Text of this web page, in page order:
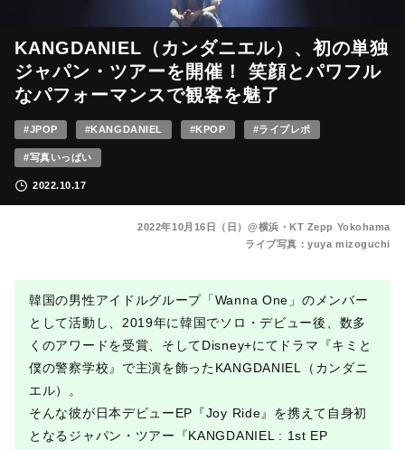
KANGDANIEL（カンダニエル）、初の単独
ジャパン・ツアーを開催！ 笑顔とパワフル
なパフォーマンスで観客を魅了
#JPOP #KANGDANIEL #KPOP #ライブレポ
#写真いっぱい
2022.10.17
2022年10月16日（日）@横浜・KT Zepp Yokohama
ライブ写真：yuya mizoguchi
韓国の男性アイドルグループ「Wanna One」のメンバー
として活動し、2019年に韓国でソロ・デビュー後、数多
くのアワードを受賞、そしてDisney+にてドラマ『キミと
僕の警察学校』で主演を飾ったKANGDANIEL（カンダニ
エル）。
そんな彼が日本デビューEP『Joy Ride』を携えて自身初
となるジャパン・ツアー『KANGDANIEL : 1st EP